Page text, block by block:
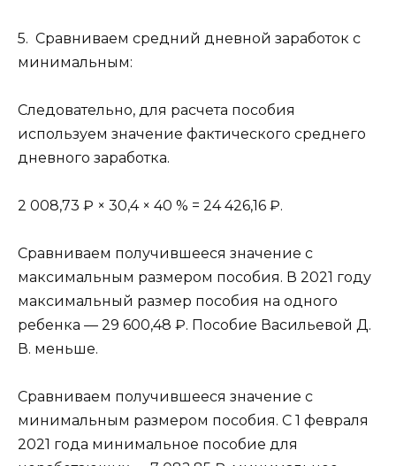
5. Сравниваем средний дневной заработок с
минимальным:
Следовательно, для расчета пособия
используем значение фактического среднего
дневного заработка.
2 008,73 ₽ × 30,4 × 40 % = 24 426,16 ₽.
Сравниваем получившееся значение с
максимальным размером пособия. В 2021 году
максимальный размер пособия на одного
ребенка — 29 600,48 ₽. Пособие Васильевой Д.
В. меньше.
Сравниваем получившееся значение с
минимальным размером пособия. С 1 февраля
2021 года минимальное пособие для